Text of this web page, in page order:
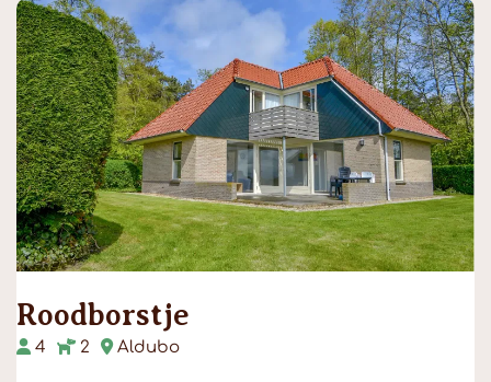
Roodborstje
4 2 Aldubo